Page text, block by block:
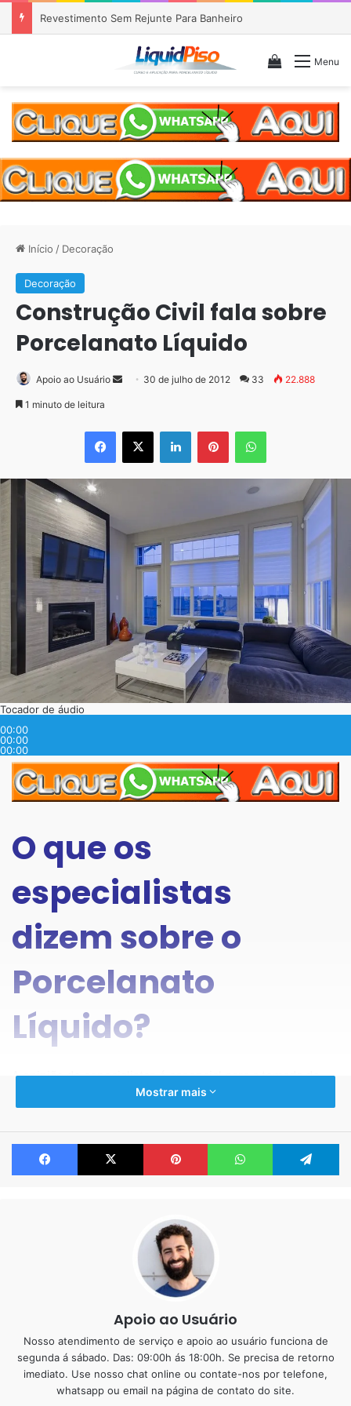
Piso Epóxi em Banheiro Anália Franco SP
Menu
Veja seu
Início / Decoração
Decoração
Construção Civil fala sobre
Porcelanato Líquido
Apoio ao Usuário
Mande
mail
30 de julho de 2012 33 22.888
1 minuto de leitura
Facebook
X LinkedinPinterestWhatsApp
Tocador de áudio
00:00
00:00
00:00
O que os
especialistas
dizem sobre o
Porcelanato
Líquido?
A opinião de especialistas é essencial para a tomada de
decisão. E eles são muito otimistas e conscientes dos
reformas, decoração e outros aspectos que envolvem a
construção civil.
por especialistas da área da construção e
arquitetura, estão beleza, durabilidade, manutenção e
rapidez na aplicação, fatores que geram economia e
praticidade para os projetos.
Por que os especialistas
aprovam o Porcelanato
Líquido?
Mostrar mais
Facebook X Pinterest WhatsApp
Apoio ao Usuário
Nosso atendimento de serviço e apoio ao usuário funciona de
segunda á sábado. Das: 09:00h ás 18:00h. Se precisa de retorno
imediato. Use nosso chat online ou contate-nos por telefone,
whatsapp ou email na página de contato do site.